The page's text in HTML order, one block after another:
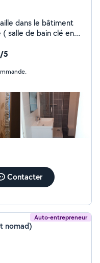
dans le bâtiment
salle de bain clé en
travail soigné et
5
Contacter
Auto-entrepreneur
nomad)